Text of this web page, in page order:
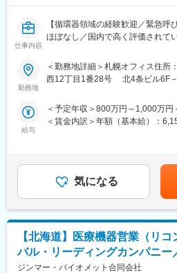
身に付けられます。
■研修制度
製品研修、3か月程OJTの実施。先
■組織構成
どが在籍。
内においても130年以上の長い歴
トンカウンティングCT」と呼ば
売するなど、常に製品品質と技術
変更の範囲：会社の定める業務
仕事内容
【循環器領域の経験歓迎／緊急
ほぼなし／国内で高く評価されて
■業務内容：
医療機関や販売代理店（取引先）
割も担いながらチームの目標達成
・取り扱い製品：バルーンカテー
・訪問件数：3～4施設／日
・営業スタイル：基本は直行直帰
■キャリアパス：
まずはアシスタントマネージャー
がらご活躍いただき、将来的には
していただきます。
勤務地
＜勤務地詳細＞札幌オフィス住所
西12丁目1番28号 北4条ビル6F
事業所（リモートワーク含む）
給与
＜予定年収＞800万円～1,000万
＜賃金内訳＞年額（基本給）：
含む）＜昇給有無＞有＜残業手当
験などを考慮し決定いたします。
（半期ごと、四半期ごと）※職位
はあくまでも目安の金額であり、
あります。月給(月額)は固定手当
気になる
【北海道】医療機器営業（リ
バル・リーディングカンパニー
ジンマー・バイオメット合同会社